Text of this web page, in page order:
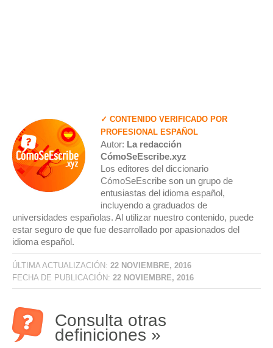
✓ CONTENIDO VERIFICADO POR
PROFESIONAL ESPAÑOL
Autor: La redacción
CómoSeEscribe.xyz
Los editores del diccionario
CómoSeEscribe son un grupo de
entusiastas del idioma español,
incluyendo a graduados de
universidades españolas. Al utilizar nuestro contenido, puede
estar seguro de que fue desarrollado por apasionados del
idioma español.
ÚLTIMA ACTUALIZACIÓN: 22 NOVIEMBRE, 2016
FECHA DE PUBLICACIÓN: 22 NOVIEMBRE, 2016
Consulta otras
definiciones »